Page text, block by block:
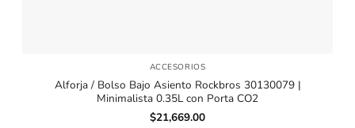
ACCESORIOS
Alforja / Bolso Bajo Asiento Rockbros 30130079 |
Minimalista 0.35L con Porta CO2
$21,669.00